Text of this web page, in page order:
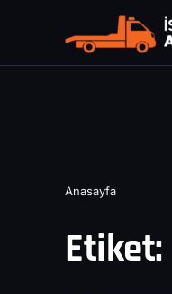
Anasayfa
Etiket: